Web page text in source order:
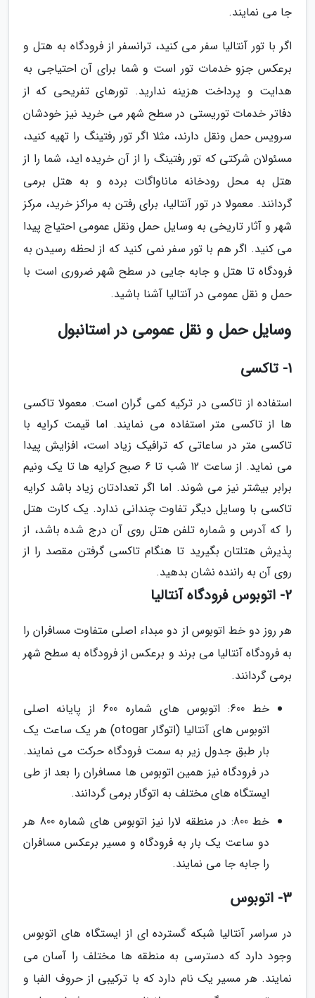
جا می نمایند.
اگر با تور آنتالیا سفر می کنید، ترانسفر از فرودگاه به هتل و
برعکس جزو خدمات تور است و شما برای آن احتیاجی به
هدایت و پرداخت هزینه ندارید. تورهای تفریحی که از
دفاتر خدمات توریستی در سطح شهر می خرید نیز خودشان
سرویس حمل ونقل دارند، مثلا اگر تور رفتینگ را تهیه کنید،
مسئولان شرکتی که تور رفتینگ را از آن خریده اید، شما را از
هتل به محل رودخانه ماناواگات برده و به هتل برمی
گردانند. معمولا در تور آنتالیا، برای رفتن به مراکز خرید، مرکز
شهر و آثار تاریخی به وسایل حمل ونقل عمومی احتیاج پیدا
می کنید. اگر هم با تور سفر نمی کنید که از لحظه رسیدن به
فرودگاه تا هتل و جابه جایی در سطح شهر ضروری است با
حمل و نقل عمومی در آنتالیا آشنا باشید.
وسایل حمل و نقل عمومی در استانبول
1- تاکسی
استفاده از تاکسی در ترکیه کمی گران است. معمولا تاکسی
ها از تاکسی متر استفاده می نمایند. اما قیمت کرایه با
تاکسی متر در ساعاتی که ترافیک زیاد است، افزایش پیدا
می نماید. از ساعت 12 شب تا 6 صبح کرایه ها تا یک ونیم
برابر بیشتر نیز می شوند. اما اگر تعدادتان زیاد باشد کرایه
تاکسی با وسایل دیگر تفاوت چندانی ندارد. یک کارت هتل
را که آدرس و شماره تلفن هتل روی آن درج شده باشد، از
پذیرش هتلتان بگیرید تا هنگام تاکسی گرفتن مقصد را از
روی آن به راننده نشان بدهید.
2- اتوبوس فرودگاه آنتالیا
هر روز دو خط اتوبوس از دو مبداء اصلی متفاوت مسافران را
به فرودگاه آنتالیا می برند و برعکس از فرودگاه به سطح شهر
برمی گردانند.
خط 600: اتوبوس های شماره 600 از پایانه اصلی
اتوبوس های آنتالیا (اتوگار otogar) هر یک ساعت یک
بار طبق جدول زیر به سمت فرودگاه حرکت می نمایند.
در فرودگاه نیز همین اتوبوس ها مسافران را بعد از طی
ایستگاه های مختلف به اتوگار برمی گردانند.
خط 800: در منطقه لارا نیز اتوبوس های شماره 800 هر
دو ساعت یک بار به فرودگاه و مسیر برعکس مسافران
را جابه جا می نمایند.
3- اتوبوس
در سراسر آنتالیا شبکه گسترده ای از ایستگاه های اتوبوس
وجود دارد که دسترسی به منطقه ها مختلف را آسان می
نمایند. هر مسیر یک نام دارد که با ترکیبی از حروف الفبا و